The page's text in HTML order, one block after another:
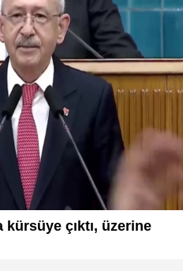
kürsüye çıktı, üzerine